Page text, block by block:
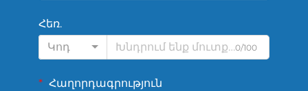
Հեռ.
Կոդ
0/100
Հաղորդագրություն